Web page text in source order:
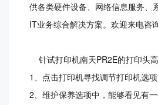
供各类硬件设备、网络信息服务、
IT业务综合解决方案。欢迎来电咨询
针试打印机南天PR2E的打印头
1、点击打印机寻找调节打印机选项
2、维护保养选项中，能够看见有